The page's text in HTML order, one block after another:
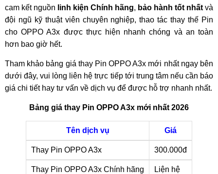
cam kết nguồn linh kiện Chính hãng, bảo hành tốt nhất và
đội ngũ kỹ thuật viên chuyên nghiệp, thao tác thay thế Pin
cho OPPO A3x được thực hiện nhanh chóng và an toàn
hơn bao giờ hết.
Tham khảo bảng giá thay Pin OPPO A3x mới nhất ngay bên
dưới đây, vui lòng liên hệ trực tiếp tới trung tâm nếu cần báo
giá chi tiết hay tư vấn về dịch vụ để được hỗ trợ nhanh nhất.
Bảng giá thay Pin OPPO A3x mới nhất 2026
Tên dịch vụ Giá
Thay Pin OPPO A3x 300.000đ
Thay Pin OPPO A3x Chính hãng Liện hệ